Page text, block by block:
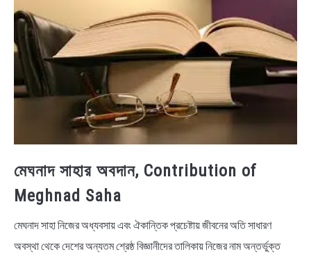
মেঘনাদ সাহার অবদান, Contribution of
Meghnad Saha
মেঘনাদ সাহা নিজের অধ্যবসায় এবং ঐকান্তিক প্রচেষ্টায় জীবনের অতি সাধারণ
অবস্থা থেকে দেশের অন্যতম শ্রেষ্ঠ বিজ্ঞানীদের তালিকায় নিজের নাম অন্তর্ভুক্ত